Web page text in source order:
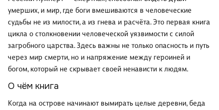
умерших, и мир, где боги вмешиваются в человеческие
судьбы не из милости, а из гнева и расчёта. Это первая книга
цикла о столкновении человеческой уязвимости с силой
загробного царства. Здесь важны не только опасность и путь
через мир смерти, но и напряжение между героиней и
богом, который не скрывает своей ненависти к людям.
О чём книга
Когда на острове начинают вымирать целые деревни, беда